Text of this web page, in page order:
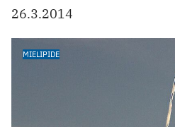
26.3.2014
MIELIPIDE